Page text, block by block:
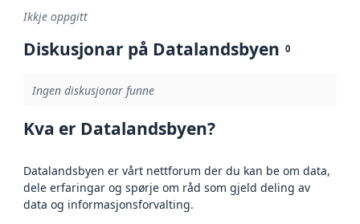
Ikkje oppgitt
Diskusjonar på Datalandsbyen 0
Ingen diskusjonar funne
Kva er Datalandsbyen?
Datalandsbyen er vårt nettforum der du kan be om data,
dele erfaringar og spørje om råd som gjeld deling av
data og informasjonsforvalting.